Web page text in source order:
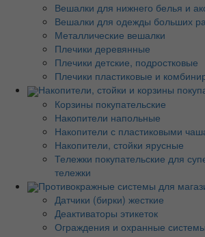
Вешалки для нижнего белья и
Вешалки для одежды больших
Металлические вешалки
Плечики деревянные
Плечики детские, подростковые
Плечики пластиковые и
Накопители, стойки и корзины
Корзины покупательские
Накопители напольные
Накопители с пластиковыми
Накопители, стойки ярусные
Тележки покупательские для
тележки
Противокражные системы для
Датчики (бирки) жесткие
Деактиваторы этикеток
Ограждения и охранные